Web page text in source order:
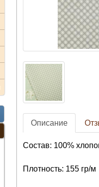
Описание
Состав: 100%
Плотность: 155 гр/м